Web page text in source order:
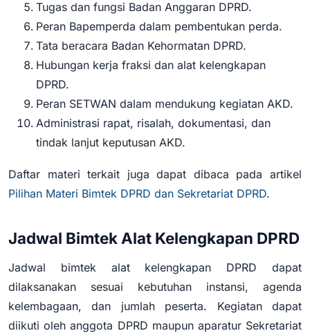
Tugas dan fungsi Badan Anggaran DPRD.
Peran Bapemperda dalam pembentukan perda.
Tata beracara Badan Kehormatan DPRD.
Hubungan kerja fraksi dan alat kelengkapan
DPRD.
Peran SETWAN dalam mendukung kegiatan AKD.
Administrasi rapat, risalah, dokumentasi, dan
tindak lanjut keputusan AKD.
Daftar materi terkait juga dapat dibaca pada artikel
Pilihan Materi Bimtek DPRD dan Sekretariat DPRD.
Jadwal Bimtek Alat Kelengkapan DPRD
Jadwal bimtek alat kelengkapan DPRD dapat
dilaksanakan sesuai kebutuhan instansi, agenda
kelembagaan, dan jumlah peserta. Kegiatan dapat
diikuti oleh anggota DPRD maupun aparatur Sekretariat